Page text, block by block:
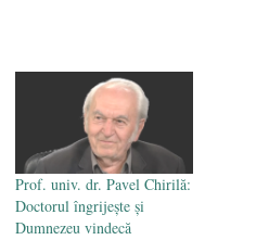
efecte. Bustul
Goga, înlăturat din Iași
Prof. univ. dr. Pavel Chirilă:
Doctorul îngrijește și
Dumnezeu vindecă